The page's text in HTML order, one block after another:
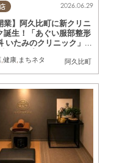
ネタ 阿久比町
2026.06.29
業】阿久比町に新クリニ
誕生！「あぐい服部整形
いたみのクリニック」6/
,健康, まちネタ